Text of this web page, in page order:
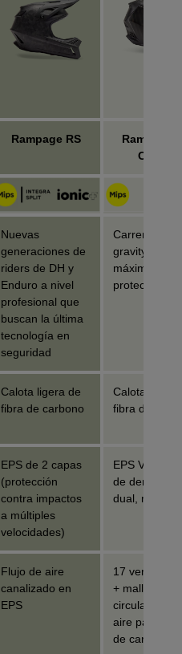
Rampage RS
Rampage
Carbon
Nuevas
generaciones de
riders de DH y
Enduro a nivel
profesional que
buscan la última
tecnología en
seguridad
Carreras de
gravity/
máxima
protección
Calota ligera de
fibra de carbono
Calota ligera
fibra de
EPS de 2 capas
(protección
contra impactos
a múltiples
velocidades)
EPS
de densidad
dual,
Flujo de aire
canalizado en
EPS
17
+ mallas,
circulación de
aire para
de carbono